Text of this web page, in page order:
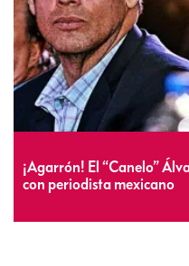
¡Agarrón! El “Canelo”
con periodista mexicano